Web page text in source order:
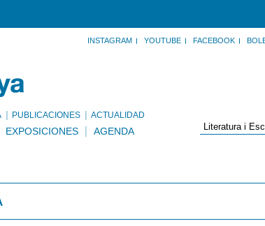
INSTAGRAM YOUTUBE FACEBOOK
PUBLICACIONES ACTUALIDAD
EXPOSICIONES AGENDA